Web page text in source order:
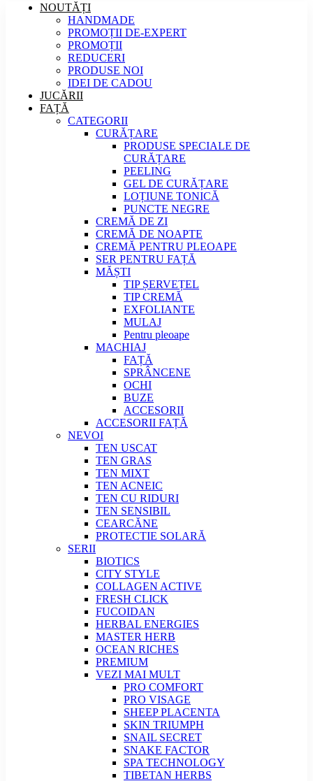
NOUTĂȚI
HANDMADE
PROMOȚII DE-EXPERT
PROMOȚII
REDUCERI
PRODUSE NOI
IDEI DE CADOU
JUCĂRII
FAȚĂ
CATEGORII
CURĂȚARE
PRODUSE SPECIALE DE
CURĂȚARE
PEELING
GEL DE CURĂȚARE
LOȚIUNE TONICĂ
PUNCTE NEGRE
CREMĂ DE ZI
CREMĂ DE NOAPTE
CREMĂ PENTRU PLEOAPE
SER PENTRU FAȚĂ
MĂȘTI
TIP ȘERVEȚEL
TIP CREMĂ
EXFOLIANTE
MULAJ
Pentru pleoape
MACHIAJ
FAȚĂ
SPRÂNCENE
OCHI
BUZE
ACCESORII
ACCESORII FAȚĂ
NEVOI
TEN USCAT
TEN GRAS
TEN MIXT
TEN ACNEIC
TEN CU RIDURI
TEN SENSIBIL
CEARCĂNE
PROTECTIE SOLARĂ
SERII
BIOTICS
CITY STYLE
COLLAGEN ACTIVE
FRESH CLICK
FUCOIDAN
HERBAL ENERGIES
MASTER HERB
OCEAN RICHES
PREMIUM
VEZI MAI MULT
PRO COMFORT
PRO VISAGE
SHEEP PLACENTA
SKIN TRIUMPH
SNAIL SECRET
SNAKE FACTOR
SPA TECHNOLOGY
TIBETAN HERBS